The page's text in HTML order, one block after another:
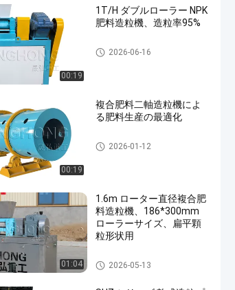
00:19
1T/H ダブルローラー NPK
肥料造粒機、造粒率95%
混合肥料の造粒機
2026-06-16
00:19
複合肥料二軸造粒機によ
る肥料生産の最適化
肥料の造粒機機械
2026-01-12
01:04
1.6m ローター直径複合肥
料造粒機、186*300mm
ローラーサイズ、扁平顆
粒形状用
混合肥料の造粒機
2026-05-13